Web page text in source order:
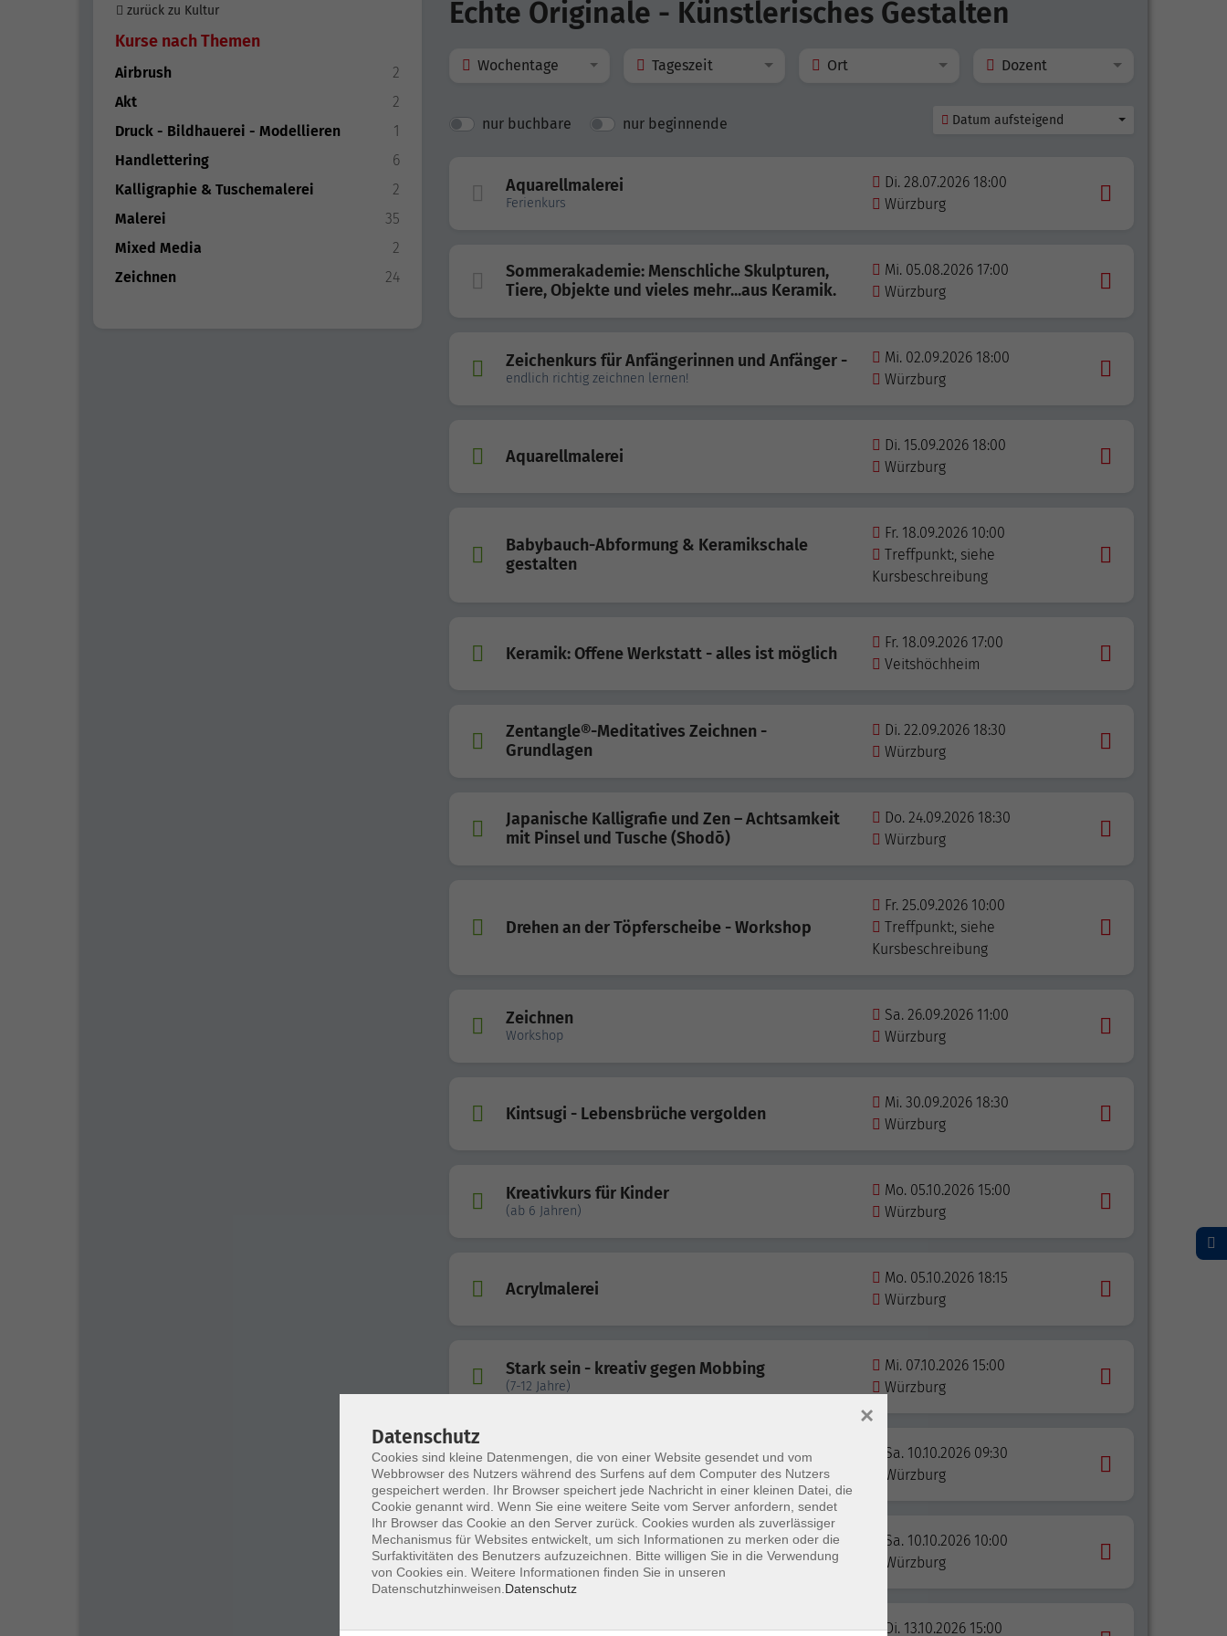
zurück zu Kultur
Kurse nach Themen
Airbrush
2
Akt
2
Druck - Bildhauerei - Modellieren
1
Handlettering
6
Kalligraphie & Tuschemalerei
2
Malerei
35
Mixed Media
2
Zeichnen
24
Echte Originale - Künstlerisches Gestalten
Wochentage Tageszeit Ort Dozent
nur buchbare nur beginnende Datum aufsteigend
Aquarellmalerei
Ferienkurs
Di. 28.07.2026 18:00
Würzburg
Sommerakademie: Menschliche Skulpturen,
Tiere, Objekte und vieles mehr...aus Keramik.
Mi. 05.08.2026 17:00
Würzburg
Zeichenkurs für Anfängerinnen und Anfänger -
endlich richtig zeichnen lernen!
Mi. 02.09.2026 18:00
Würzburg
Aquarellmalerei
Di. 15.09.2026 18:00
Würzburg
Babybauch-Abformung & Keramikschale
gestalten
Fr. 18.09.2026 10:00
Treffpunkt:, siehe
Kursbeschreibung
Keramik: Offene Werkstatt - alles ist möglich
Fr. 18.09.2026 17:00
Veitshöchheim
Zentangle®-Meditatives Zeichnen -
Grundlagen
Di. 22.09.2026 18:30
Würzburg
Japanische Kalligrafie und Zen – Achtsamkeit
mit Pinsel und Tusche (Shodō)
Do. 24.09.2026 18:30
Würzburg
Drehen an der Töpferscheibe - Workshop
Fr. 25.09.2026 10:00
Treffpunkt:, siehe
Kursbeschreibung
Zeichnen
Workshop
Sa. 26.09.2026 11:00
Würzburg
Kintsugi - Lebensbrüche vergolden
Mi. 30.09.2026 18:30
Würzburg
Kreativkurs für Kinder
(ab 6 Jahren)
Mo. 05.10.2026 15:00
Würzburg
Acrylmalerei
Mo. 05.10.2026 18:15
Würzburg
Stark sein - kreativ gegen Mobbing
(7-12 Jahre)
Mi. 07.10.2026 15:00
Würzburg
Japanische Aquarellmalerei und Sumi-e
Sa. 10.10.2026 09:30
Würzburg
Keramik: Offene Werkstatt
Sa. 10.10.2026 10:00
Würzburg
Keramik: Ägyptische Fayence -ein tiefer Blick in
Di. 13.10.2026 15:00
Datenschutz
Cookies sind kleine Datenmengen, die von einer Website gesendet und vom
Webbrowser des Nutzers während des Surfens auf dem Computer des Nutzers
gespeichert werden. Ihr Browser speichert jede Nachricht in einer kleinen Datei, die
Cookie genannt wird. Wenn Sie eine weitere Seite vom Server anfordern, sendet
Ihr Browser das Cookie an den Server zurück. Cookies wurden als zuverlässiger
Mechanismus für Websites entwickelt, um sich Informationen zu merken oder die
Surfaktivitäten des Benutzers aufzuzeichnen. Bitte willigen Sie in die Verwendung
von Cookies ein. Weitere Informationen finden Sie in unseren
Datenschutzhinweisen. Datenschutz
×